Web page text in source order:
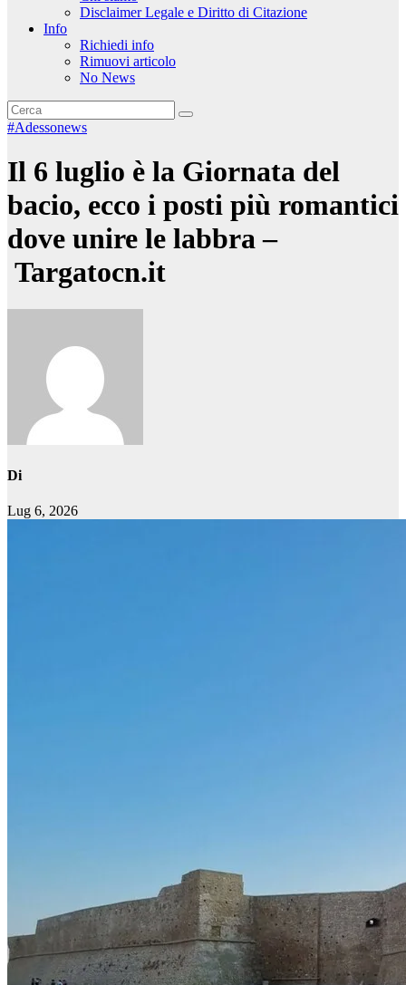
Disclaimer Legale e Diritto di Citazione
Info
Richiedi info
Rimuovi articolo
No News
#Adessonews
Il 6 luglio è la Giornata del
bacio, ecco i posti più romantici
dove unire le labbra –
Targatocn.it
Di
Lug 6, 2026